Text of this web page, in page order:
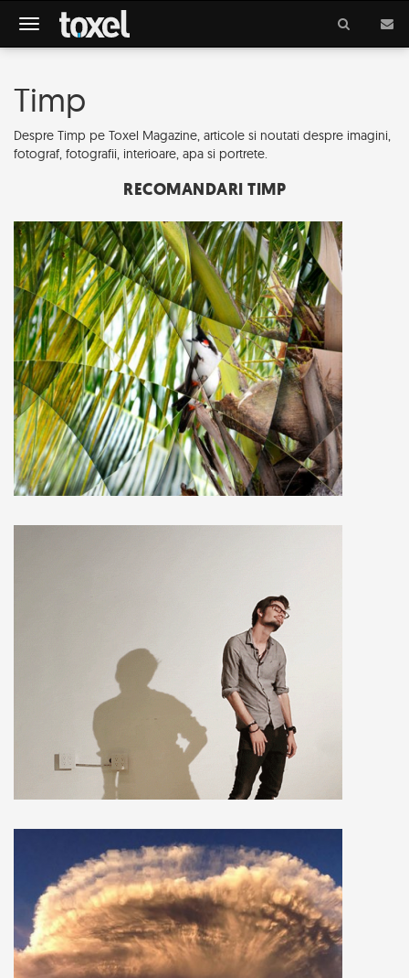
Meniu
Timp
Despre Timp pe Toxel Magazine, articole si noutati despre imagini,
fotograf, fotografii, interioare, apa si portrete.
RECOMANDARI TIMP